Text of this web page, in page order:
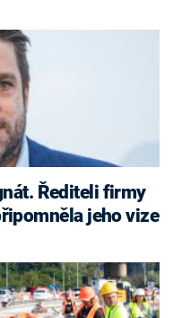
Řediteli firmy
jeho vize